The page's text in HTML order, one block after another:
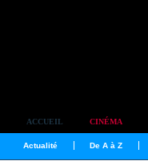
ACCUEIL CINÉMA
Actualité De A à Z